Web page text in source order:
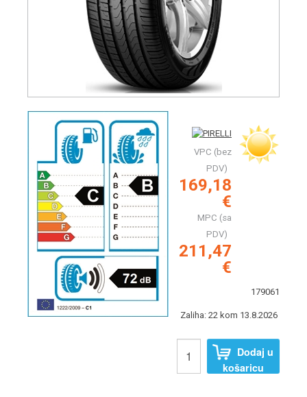
VPC (bez
PDV)
169,18
€
MPC (sa
PDV)
211,47
€
179061
Zaliha: 22 kom 13.8.2026
Dodaj u
košaricu